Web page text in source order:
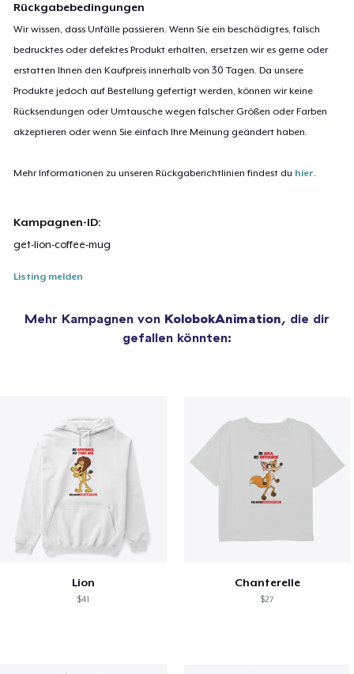
Rückgabebedingungen
Wir wissen, dass Unfälle passieren. Wenn Sie ein beschädigtes, falsch
bedrucktes oder defektes Produkt erhalten, ersetzen wir es gerne oder
erstatten Ihnen den Kaufpreis innerhalb von 30 Tagen. Da unsere
Produkte jedoch auf Bestellung gefertigt werden, können wir keine
Rücksendungen oder Umtausche wegen falscher Größen oder Farben
akzeptieren oder wenn Sie einfach Ihre Meinung geändert haben.
Mehr Informationen zu unseren Rückgaberichtlinien findest du hier.
Kampagnen-ID:
get-lion-coffee-mug
Listing melden
Mehr Kampagnen von KolobokAnimation, die dir
gefallen könnten:
Lion
$41
Chanterelle
$27